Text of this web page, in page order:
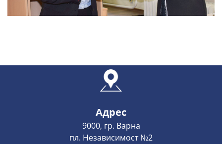
Адрес
9000, гр. Варна
пл. Независимост №2